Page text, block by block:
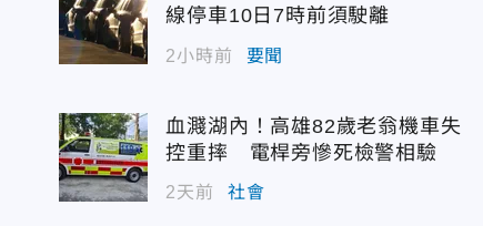
線停車10日7時前須駛離
2小時前 要聞
血濺湖內！高雄82歲老翁機車失
控重摔 電桿旁慘死檢警相驗
2天前 社會